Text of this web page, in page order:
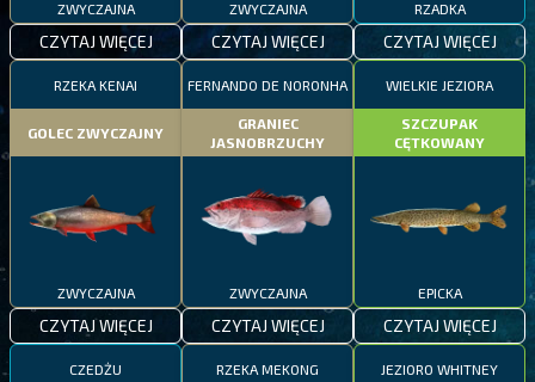
ZWYCZAJNA
CZYTAJ WIĘCEJ
ZWYCZAJNA
CZYTAJ WIĘCEJ
RZADKA
CZYTAJ WIĘCEJ
RZEKA KENAI
GOLEC ZWYCZAJNY
ZWYCZAJNA
CZYTAJ WIĘCEJ
FERNANDO DE NORONHA
GRANIEC
JASNOBRZUCHY
ZWYCZAJNA
CZYTAJ WIĘCEJ
WIELKIE JEZIORA
SZCZUPAK
CĘTKOWANY
EPICKA
CZYTAJ WIĘCEJ
CZEDŻU RZEKA MEKONG JEZIORO WHITNEY